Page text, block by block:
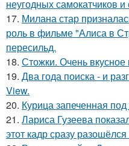
неугодных самокатчиков и
17. Милана стар
роль в фильме "Алиса в
пересильд.
18. Стожки. Очень
19. Два года поиска - и
View.
20. Курица запеченная
21. Лариса Гузеева
этот кадр сразу